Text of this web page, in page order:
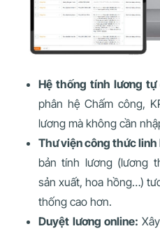
Hệ thống tính lương
phân hệ Chấm công,
lương mà không cần
Thư viện công thức linh
bản tính lương (lương
sản xuất, hoa hồng…)
thống cao hơn.
Duyệt lương online: